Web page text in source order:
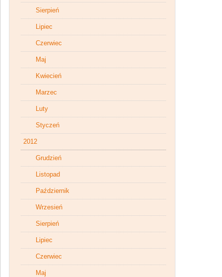
Sierpień
Lipiec
Czerwiec
Maj
Kwiecień
Marzec
Luty
Styczeń
2012
Grudzień
Listopad
Październik
Wrzesień
Sierpień
Lipiec
Czerwiec
Maj